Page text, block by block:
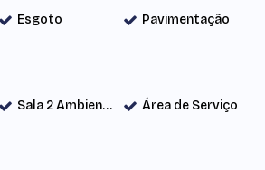
Esgoto
Pavimentação
Sala 2 Ambientes Área de Serviço